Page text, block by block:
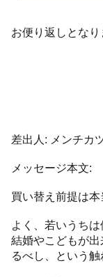
お便り返しとなり
差出人: メンチカ
メッセージ本文:
買い替え前提は本
よく、若いうち
結婚やこどもが
るべし、という触